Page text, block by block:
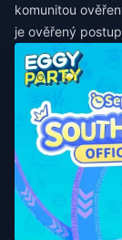
komunitou
je ověřený